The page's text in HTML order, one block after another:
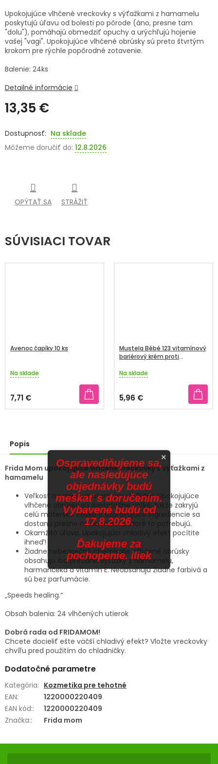
SENIORI
ZNAČKY
13,35 €
cena:
Na sklade
Môžeme doručiť do: 12.8.2026
Upokojujúce vlhčené vreckovky s výťažkami z hamamelu
poskytujú úľavu od bolesti po pôrode (áno, presne tam
"dolu"), pomáhajú obmedziť opuchy a urýchľujú hojenie
vašej "vagi". Upokojujúce vlhčené obrúsky sú preto štvrtým
krokom pre rýchle popôrodné zotavenie.
Balenie: 24ks
Detailné informácie
OPÝTAŤ SA STRÁŽIŤ
SÚVISIACI TOVAR
Avenoc čapíky 10 ks
Priemerné
produktu
je
4,3
hviezdičiek.
Na sklade
7,71 €
Mustela Bébé 123 vitamínový
bariérový krém proti
Priemerné
produktu
je
5,0
Na sklade
5,96 €
Popis
Frida Mom upokojujúce vlhčené vreckovky s výťažkami z
hamamelu
Veľkosť na mieru materským vložkám. Upokojujúce
vlhčené obrúsky sú dostatočne veľké, takže zakryjú
celú materskú vložku a uzdravujúce ingrediencie sa
dostanú presne na tie miesta, ktoré to potrebujú.
Okamžitá úľava. Upokojujúci chladivý efekt pocítite
ihneď!
Žiadne nebezpečné chemikálie. Vlhčené obrúsky
obsahujú iba prírodné výťažky z hamamelu,
harmančeka a vitamín E. Neobsahujú žiadne farbivá a
sú bez parfumácie.
„Speeds healing.“
Obsah balenia: 24 vlhčených utierok
Dobrá rada od FRIDAMOM!
Chcete docieliť ešte väčší chladivý efekt? Vložte vreckovky
chvíľu pred použitím do chladničky.
Dodatočné parametre
Kategória: Kozmetika pre tehotné
EAN:
1220000220409
EAN kód::
1220000220409
Značka:: Frida mom
Z
×
Ospravedlňujeme sa,
ale nasledujúce
objednávky budú
meškať s doručením.
Vybavené budú od
17.8.2026.
Ďakujeme za
pochopenie. iliek